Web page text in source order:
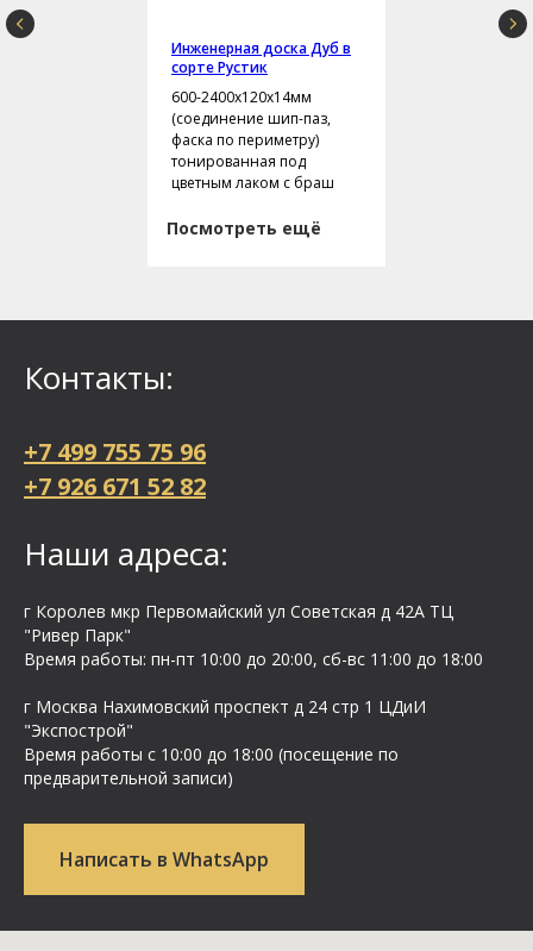
Инженерная доска Дуб в
сорте Рустик
600-2400х120х14мм
(соединение шип-паз,
фаска по периметру)
тонированная под
цветным лаком с браш
Посмотреть ещё
Контакты:
+7 499 755 75 96
+7 926 671 52 82
Наши адреса:
г Королев мкр Первомайский ул Cоветская д 42А ТЦ
"Ривер Парк"
Время работы: пн-пт 10:00 до 20:00, сб-вс 11:00 до 18:00
г Москва Нахимовский проспект д 24 стр 1 ЦДиИ
"Экспострой"
Время работы с 10:00 до 18:00 (посещение по
предварительной записи)
Написать в WhatsApp